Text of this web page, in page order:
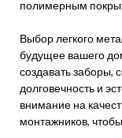
полимерным
Выбор легкого
будущее вашего
создавать заборы,
долговечность и
внимание на
монтажников,